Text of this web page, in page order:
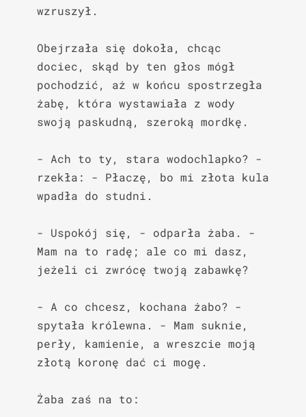
wzruszył.
Obejrzała się dokoła, chcąc
dociec, skąd by ten głos mógł
pochodzić, aż w końcu spostrzegła
żabę, która wystawiała z wody
swoją paskudną, szeroką mordkę.
- Ach to ty, stara wodochlapko? -
rzekła: - Płaczę, bo mi złota kula
wpadła do studni.
- Uspokój się, - odparła żaba. -
Mam na to radę; ale co mi dasz,
jeżeli ci zwrócę twoją zabawkę?
- A co chcesz, kochana żabo? -
spytała królewna. - Mam suknie,
perły, kamienie, a wreszcie moją
złotą koronę dać ci mogę.
Żaba zaś na to: